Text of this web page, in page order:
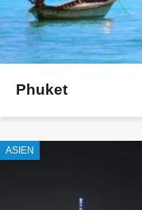
Phuket
ASIEN